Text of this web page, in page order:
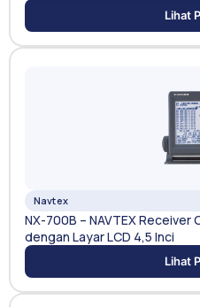
Lihat
Navtex
NX-700B – NAVTEX Receiver
dengan Layar LCD 4,5 Inci
Lihat